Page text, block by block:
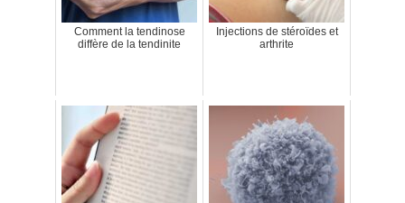
Comment la tendinose
diffère de la tendinite
Injections de stéroïdes et
arthrite